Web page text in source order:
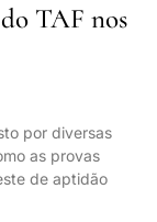
TAF nos
por diversas
as provas
de aptidão